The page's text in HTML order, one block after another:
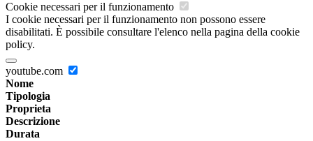
Cookie necessari per il funzionamento
I cookie necessari per il funzionamento non possono essere
disabilitati. È possibile consultare l'elenco nella pagina della cookie
policy.
youtube.com
Nome
Tipologia
Proprieta
Descrizione
Durata